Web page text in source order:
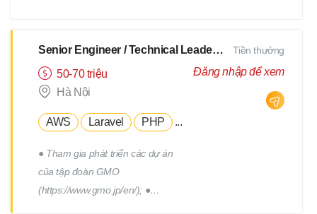
xây dựng thương hiệu tuyển
triển, quản lý đội ngũ Hr
Freelance của Devwork
Senior Engineer / Technical Leader - N2 Tiếng Nhật - Lương upto $3000
50-70 triệu
Hà Nội
AWS Laravel PHP ...
● Tham gia phát triển các dự án
của tập đoàn GMO
(https://www.gmo.jp/en/); ●
Tiền thưởng
Đăng nhập để xem